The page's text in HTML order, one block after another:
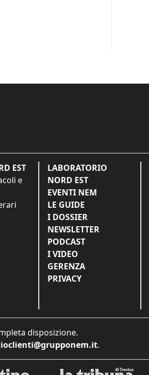
EST
e
LABORATORIO
NORD EST
EVENTI NEM
LE GUIDE
I DOSSIER
NEWSLETTER
PODCAST
I VIDEO
GERENZA
PRIVACY
disposizione.
.